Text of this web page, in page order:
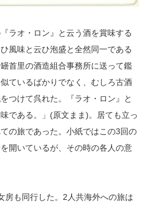
ラオ・ロン』と云う酒を賞味する
風味と云ひ泡盛と全然同一である
首里の酒造組合事務所に送って鑑
ているばかりでなく、むしろ古酒
つけて呉れた。『ラオ・ロン』と
である。」(原文まま)。居ても立っ
の旅であった。小紙ではこの3回の
開いているが、その時の各人の意
房も同行した。2人共海外への旅は